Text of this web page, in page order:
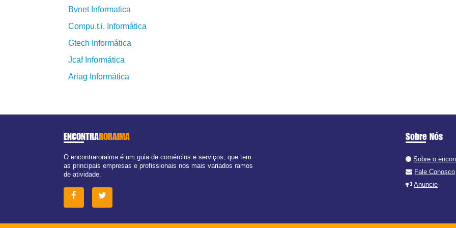
Bvnet Informatica
Compu.t.i. Informática
Gtech Informática
Jcaf Informática
Ariag Informática
ENCONTRARORAIMA
O encontraroraima é um guia de comércios e serviços, que tem
as principais empresas e profissionais nos mais variados ramos
de atividade.
Sobre Nós
Sobre o
Fale Conosco
Anuncie